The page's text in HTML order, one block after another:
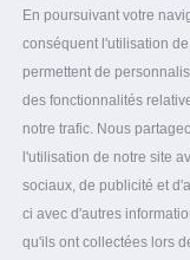
En poursuivant votre
conséquent l'utilisation
permettent de
des fonctionnalités
notre trafic. Nous
l'utilisation de notre site
sociaux, de publicité et
ci avec d'autres
qu'ils ont collectées lors